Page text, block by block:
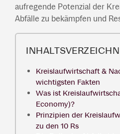
aufregende Potenzial der
Abfälle zu bekämpfen und
Kreislaufwirtschaft &
wichtigsten Fakten
Was ist
Economy)?
Prinzipien der
zu den 10 Rs